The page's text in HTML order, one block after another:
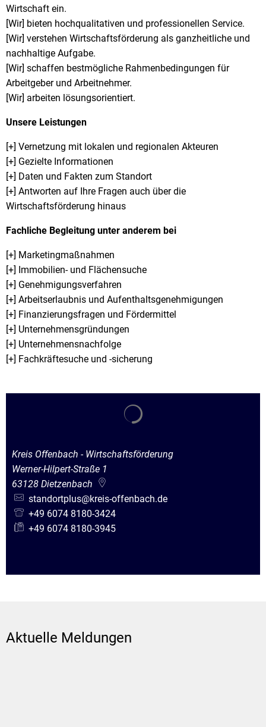
Wirtschaft ein.
[Wir] bieten hochqualitativen und professionellen Service.
[Wir] verstehen Wirtschaftsförderung als ganzheitliche und
nachhaltige Aufgabe.
[Wir] schaffen bestmögliche Rahmenbedingungen für
Arbeitgeber und Arbeitnehmer.
[Wir] arbeiten lösungsorientiert.
Unsere Leistungen
[+] Vernetzung mit lokalen und regionalen Akteuren
[+] Gezielte Informationen
[+] Daten und Fakten zum Standort
[+] Antworten auf Ihre Fragen auch über die
Wirtschaftsförderung hinaus
Fachliche Begleitung unter anderem bei
[+] Marketingmaßnahmen
[+] Immobilien- und Flächensuche
[+] Genehmigungsverfahren
[+] Arbeitserlaubnis und Aufenthaltsgenehmigungen
[+] Finanzierungsfragen und Fördermittel
[+] Unternehmensgründungen
[+] Unternehmensnachfolge
[+] Fachkräftesuche und -sicherung
Kreis Offenbach - Wirtschaftsförderung
Werner-Hilpert-Straße 1
63128 Dietzenbach
standortplus@kreis-offenbach.de
+49 6074 8180-3424
+49 6074 8180-3945
Aktuelle Meldungen